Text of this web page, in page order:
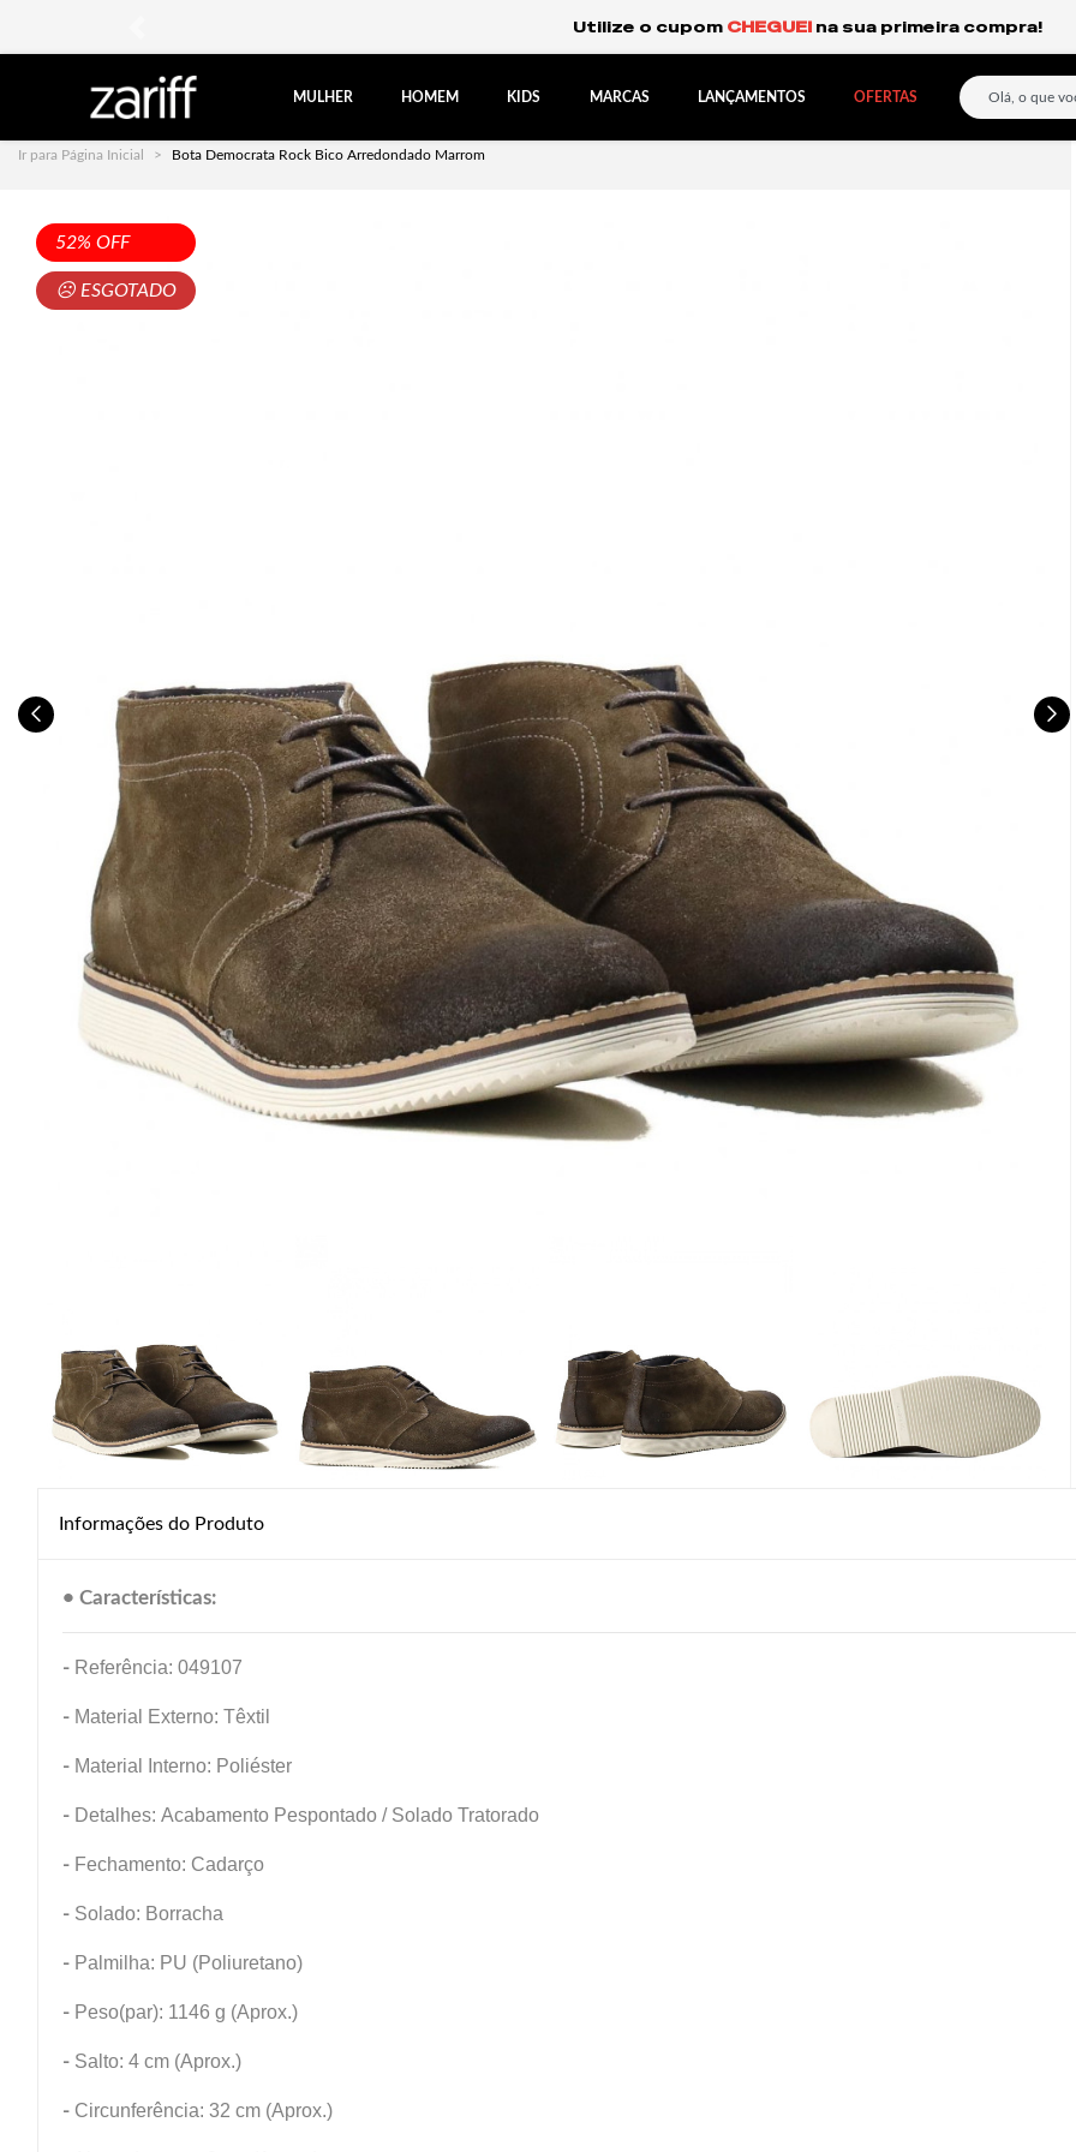
Frete Grátis Expresso para o Sul e São Paulo.
MULHER HOMEM KIDS MARCAS LANÇAMENTOS OFERTAS
Ir para Página Inicial Bota Democrata Rock Bico Arredondado Marrom
52% OFF
☹ ESGOTADO
Informações do Produto
• Características:
- Referência: 049107
- Material Externo: Têxtil
- Material Interno: Poliéster
- Detalhes: Acabamento Pespontado / Solado Tratorado
- Fechamento: Cadarço
- Solado: Borracha
- Palmilha: PU (Poliuretano)
- Peso(par): 1146 g (Aprox.)
- Salto: 4 cm (Aprox.)
- Circunferência: 32 cm (Aprox.)